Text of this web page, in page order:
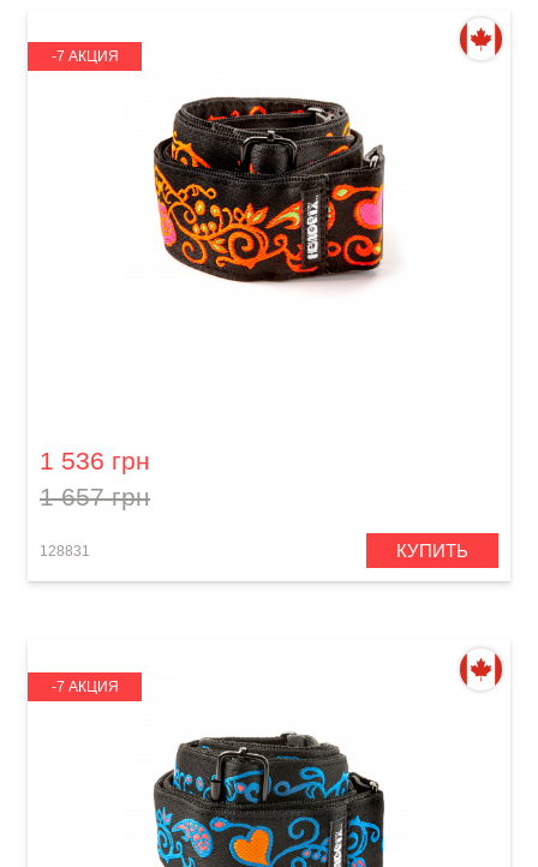
-7 АКЦИЯ
1 536 грн
1 657 грн
128831 КУПИТЬ
-7 АКЦИЯ